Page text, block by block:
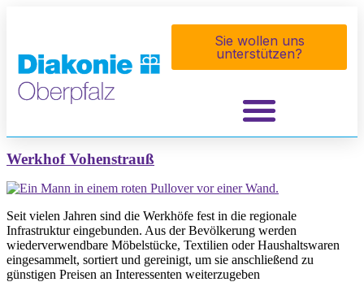
Sie wollen uns
unterstützen?
Werkhof Vohenstrauß
Seit vielen Jahren sind die Werkhöfe fest in die regionale
Infrastruktur eingebunden. Aus der Bevölkerung werden
wiederverwendbare Möbelstücke, Textilien oder Haushaltswaren
eingesammelt, sortiert und gereinigt, um sie anschließend zu
günstigen Preisen an Interessenten weiterzugeben